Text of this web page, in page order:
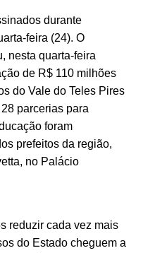
n
s
sr
o
m
durante
feira (24). O
nesta quarta-feira
de R$ 110 milhões
do Vale do Teles Pires
parcerias para
foram
prefeitos da região,
no Palácio
reduzir cada vez mais
do Estado cheguem a